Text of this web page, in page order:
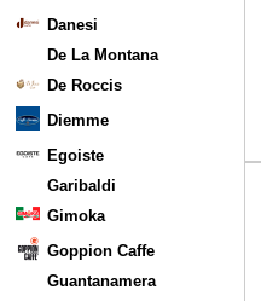
Danesi
De La Montana
De Roccis
Diemme
Egoiste
Garibaldi
Gimoka
Goppion Caffe
Guantanamera